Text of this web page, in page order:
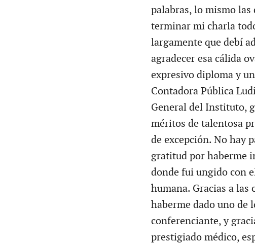
palabras, lo mismo
terminar mi charla
largamente que debí
agradecer esa cálida
expresivo diploma y
Contadora Pública
General del Instituto,
méritos de talentosa
de excepción. No hay
gratitud por haberme
donde fui ungido con
humana. Gracias a las
haberme dado uno de
conferenciante, y
prestigiado médico,